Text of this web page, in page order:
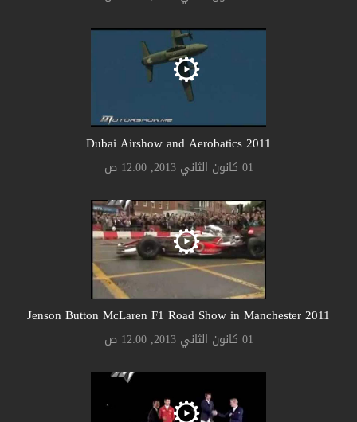
2011 Dubai Airshow and Aerobatics
01 كانون الثاني 2013, 12:00 ص
2011 Jenson Button McLaren F1 Road Show in Manchester
01 كانون الثاني 2013, 12:00 ص